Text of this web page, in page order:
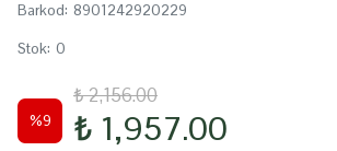
Barkod: 8901242920229
Stok: 0
%9
₺ 2,156.00
₺ 1,957.00